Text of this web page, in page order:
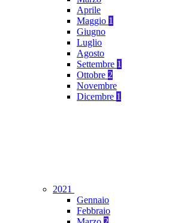
Aprile
Maggio 1
Giugno
Luglio
Agosto
Settembre 1
Ottobre 2
Novembre
Dicembre 1
2021
Gennaio
Febbraio